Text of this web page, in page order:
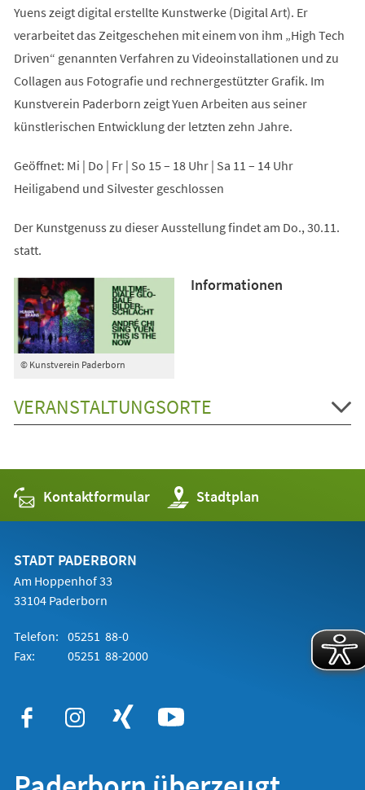
Yuens zeigt digital erstellte Kunstwerke (Digital Art). Er
verarbeitet das Zeitgeschehen mit einem von ihm „High Tech
Driven“ genannten Verfahren zu Videoinstallationen und zu
Collagen aus Fotografie und rechnergestützter Grafik. Im
Kunstverein Paderborn zeigt Yuen Arbeiten aus seiner
künstlerischen Entwicklung der letzten zehn Jahre.
Geöffnet: Mi | Do | Fr | So 15 – 18 Uhr | Sa 11 – 14 Uhr
Heiligabend und Silvester geschlossen
Der Kunstgenuss zu dieser Ausstellung findet am Do., 30.11.
statt.
© Kunstverein Paderborn
Informationen
VERANSTALTUNGSORTE
Kontaktformular Stadtplan
(Öffnet
in
einem
STADT PADERBORN
Am Hoppenhof 33
33104 Paderborn
Telefon: 05251 88-0
Fax:
05251 88-2000